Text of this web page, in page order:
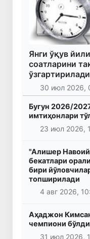
Янги ўқув
соатларини
ўзгартирилади
30 июл 2026,
Бугун 2026/
имтиҳонлари
23 июл 2026,
"Алишер
бекатлари
бири
топширилади
4 авг 2026,
Аҳаджон
чемпиони бўлди
31 июл 2026,